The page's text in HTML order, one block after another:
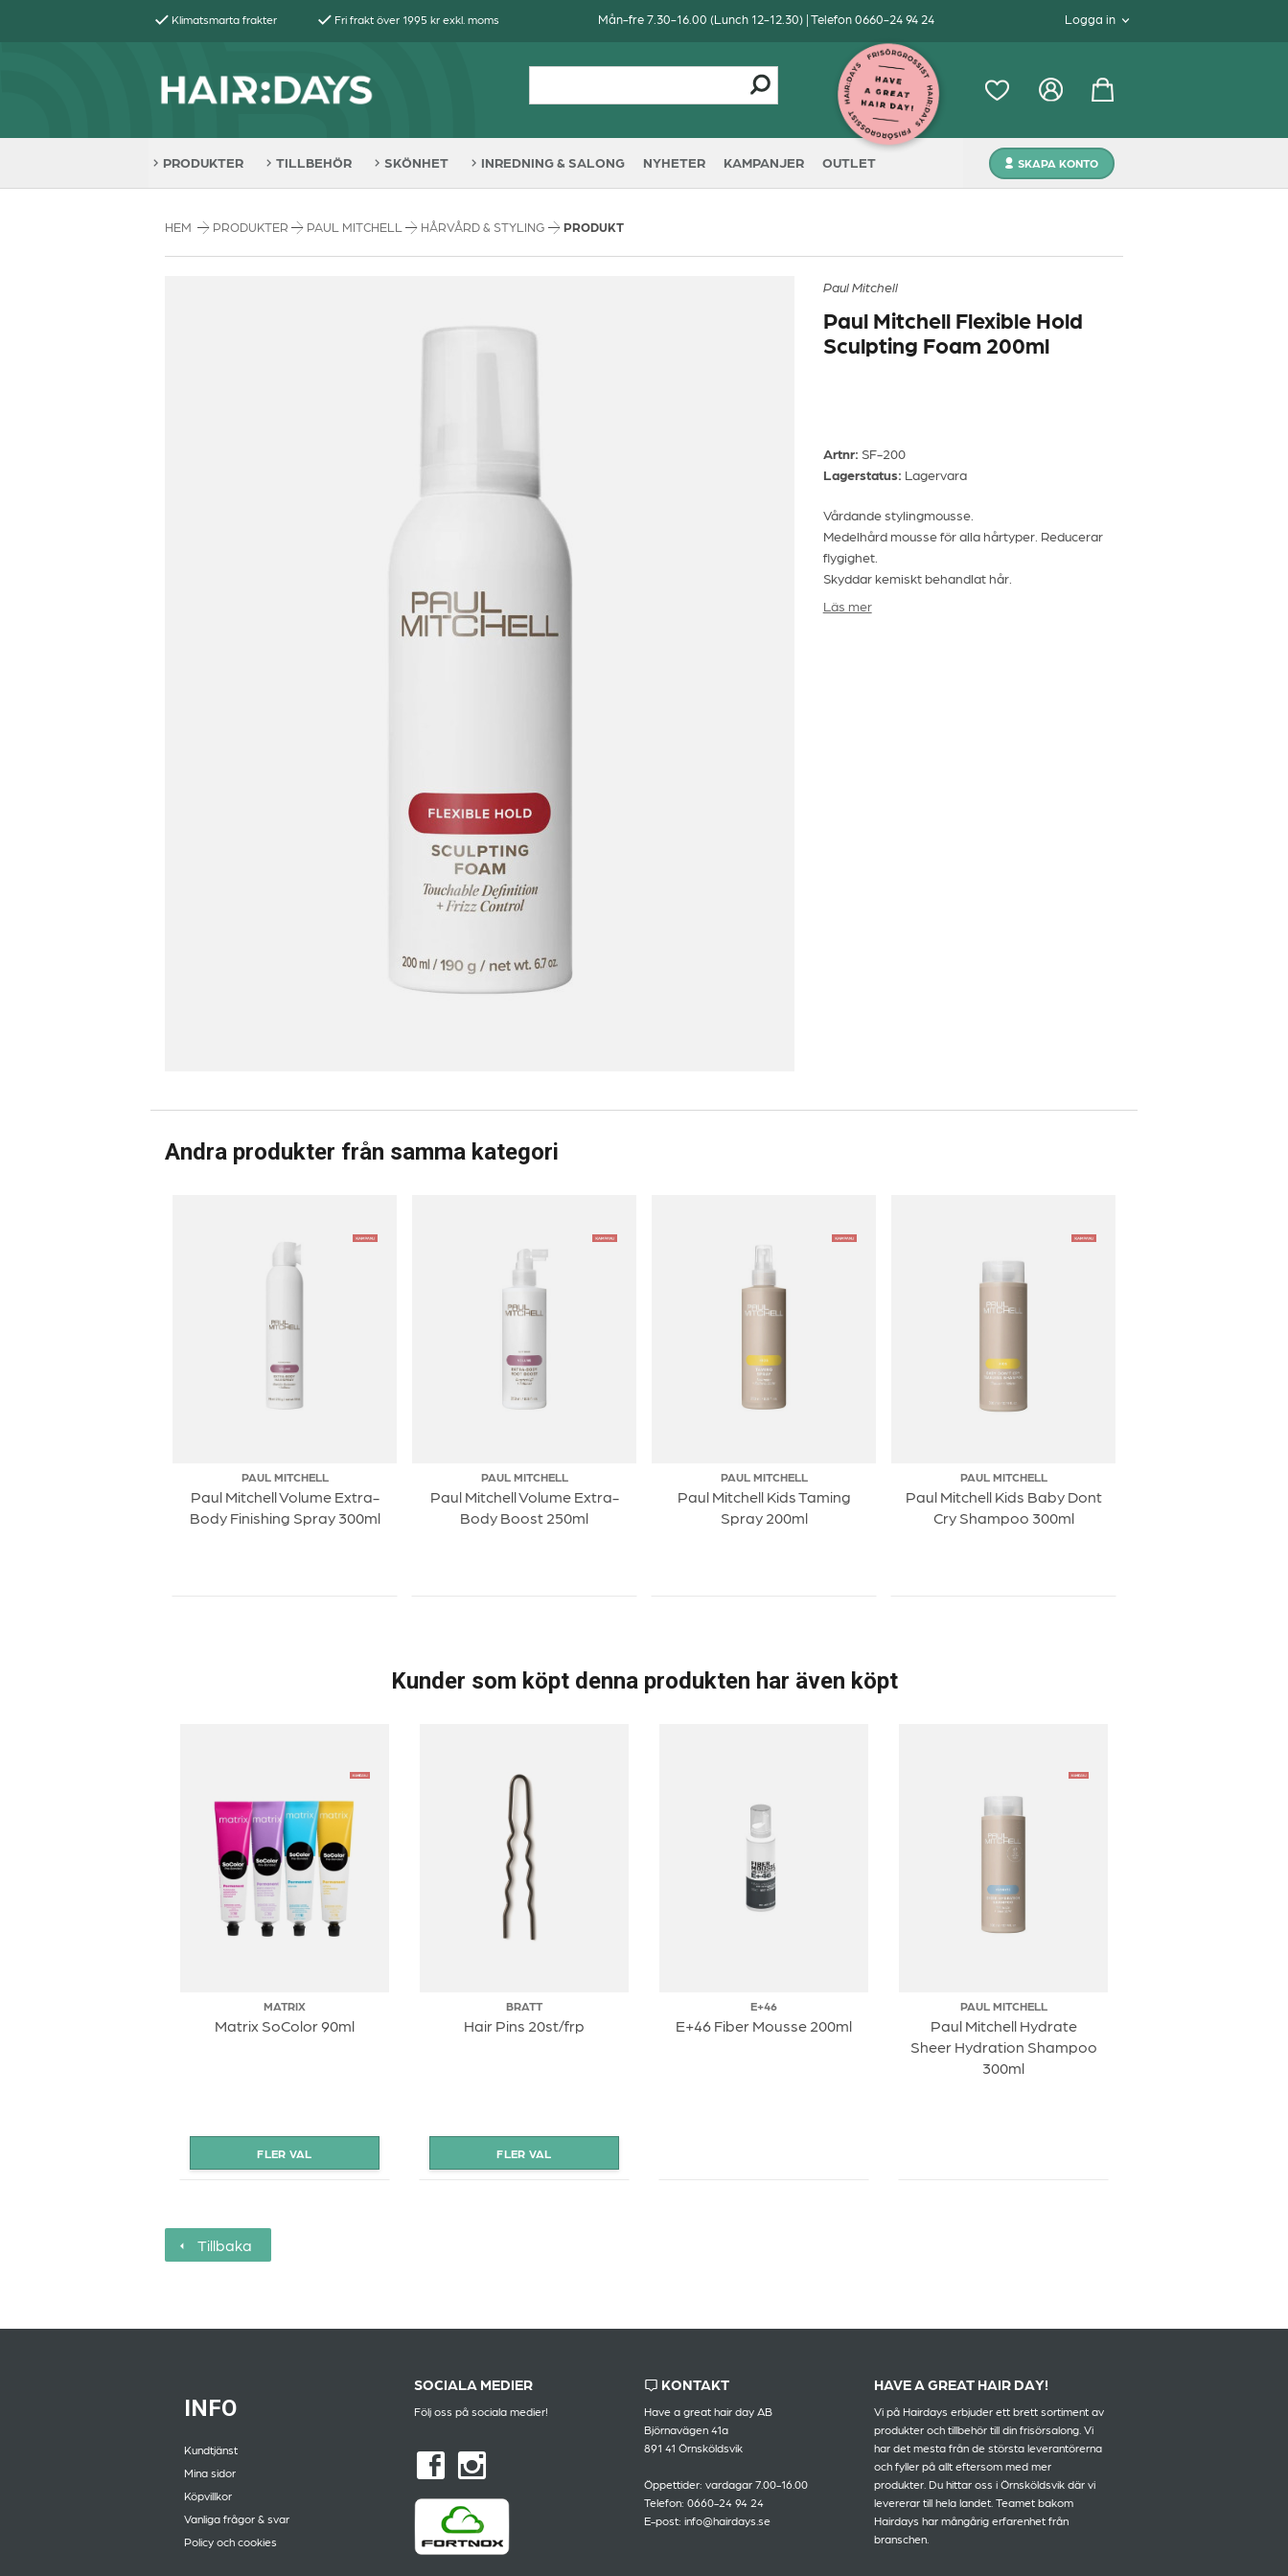
Klimatsmarta frakter Fri frakt över 1995 kr exkl. moms Mån-fre 7.30-16.00 (Lunch 12-12.30) | Telefon 0660-24 94 24 Logga in
PRODUKTER TILLBEHÖR SKÖNHET INREDNING & SALONG NYHETER KAMPANJER OUTLET SKAPA KONTO
HEM PRODUKTER PAUL MITCHELL HÅRVÅRD & STYLING PRODUKT
Paul Mitchell
Paul Mitchell Flexible Hold
Sculpting Foam 200ml
Artnr: SF-200
Lagerstatus: Lagervara
Vårdande stylingmousse.
Medelhård mousse för alla hårtyper. Reducerar
flygighet.
Skyddar kemiskt behandlat hår.
Läs mer
Andra produkter från samma kategori
PAUL MITCHELL
Paul Mitchell Volume Extra-
Body Finishing Spray 300ml
PAUL MITCHELL
Paul Mitchell Volume Extra-
Body Boost 250ml
PAUL MITCHELL
Paul Mitchell Kids Taming
Spray 200ml
PAUL MITCHELL
Paul Mitchell Kids Baby Dont
Cry Shampoo 300ml
Kunder som köpt denna produkten har även köpt
MATRIX
Matrix SoColor 90ml
BRATT
Hair Pins 20st/frp
E+46
E+46 Fiber Mousse 200ml
PAUL MITCHELL
Paul Mitchell Hydrate
Sheer Hydration Shampoo
300ml
Tillbaka
INFO
Kundtjänst
Mina sidor
Köpvillkor
Vanliga frågor & svar
Policy och cookies
SOCIALA MEDIER
Följ oss på sociala medier!
KONTAKT
Have a great hair day AB
Björnavägen 41a
891 41 Örnsköldsvik
Öppettider: vardagar 7.00-16.00
Telefon: 0660-24 94 24
E-post: info@hairdays.se
HAVE A GREAT HAIR DAY!
Vi på Hairdays erbjuder ett brett sortiment av
produkter och tillbehör till din frisörsalong. Vi
har det mesta från de största leverantörerna
och fyller på allt eftersom med mer
produkter. Du hittar oss i Örnsköldsvik där vi
levererar till hela landet. Teamet bakom
Hairdays har mångårig erfarenhet från
branschen.